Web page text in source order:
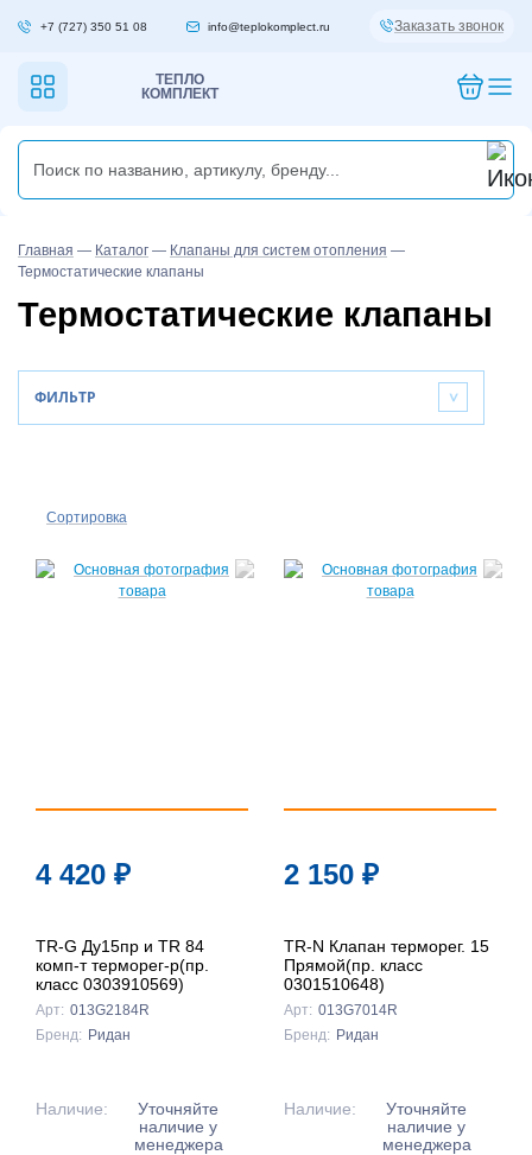
+7 (727) 350 51 08 info@teplokomplect.ru Заказать звонок
ТЕПЛО
КОМПЛЕКТ
Главная — Каталог — Клапаны для систем отопления —
Термостатические клапаны
Термостатические клапаны
ФИЛЬТР >
Сортировка
↑
↓
4 420 ₽
TR-G Ду15пр и TR 84
комп-т терморег-р(пр.
класс 0303910569)
Арт: 013G2184R
Бренд: Ридан
Наличие:
Уточняйте
наличие у
менеджера
2 150 ₽
TR-N Клапан терморег. 15
Прямой(пр. класс
0301510648)
Арт: 013G7014R
Бренд: Ридан
Наличие:
Уточняйте
наличие у
менеджера